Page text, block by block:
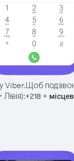
Viber.Щоб
+218 +